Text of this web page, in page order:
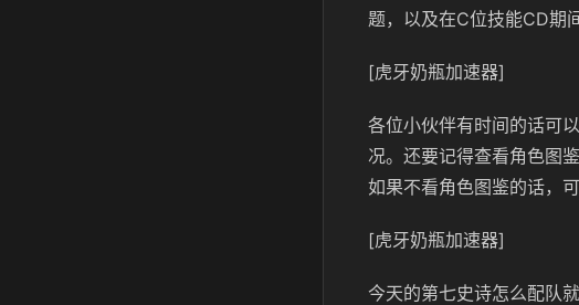
题，以及在C位技能CD期
[虎牙奶瓶加速器]
各位小伙伴有时间的话可
况。还要记得查看角色图
如果不看角色图鉴的话，
[虎牙奶瓶加速器]
今天的第七史诗怎么配队